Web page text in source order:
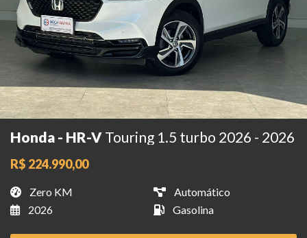
Honda - HR-V Touring 1.5 turbo 2026 - 2026
R$ 224.990,00
Zero KM
Automático
2026
Gasolina